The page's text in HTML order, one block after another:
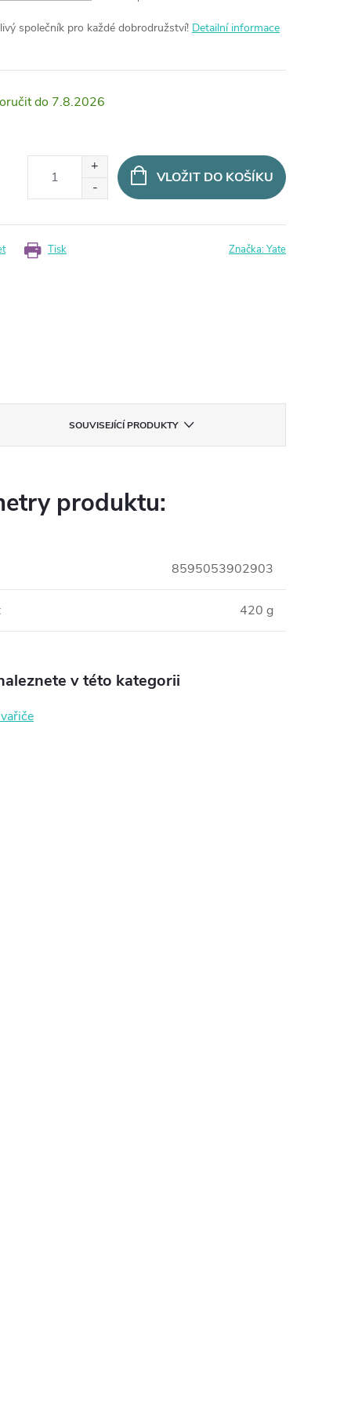
společník pro každé dobrodružství! Detailní informace
7.8.2026
VLOŽIT DO KOŠÍKU
Tisk Značka:Yate
SOUVISEJÍCÍ PRODUKTY
produktu:
8595053902903
420 g
v této kategorii